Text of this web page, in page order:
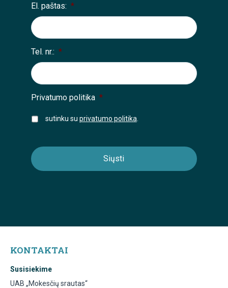
El. paštas: *
Tel. nr.: *
Privatumo politika *
sutinku su privatumo politika
KONTAKTAI
Susisiekime
UAB „Mokesčių srautas“